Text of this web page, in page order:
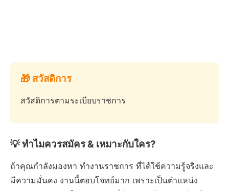
🎁 สวัสดิการ
สวัสดิการตามระเบียบราชการ
💡 ทำไมควรสมัคร & เหมาะกับใคร?
ถ้าคุณกำลังมองหา ทำงานราชการ ที่ได้ใช้ความรู้จริงและ
มีความมั่นคง งานนี้ตอบโจทย์มาก เพราะเป็นตำแหน่ง